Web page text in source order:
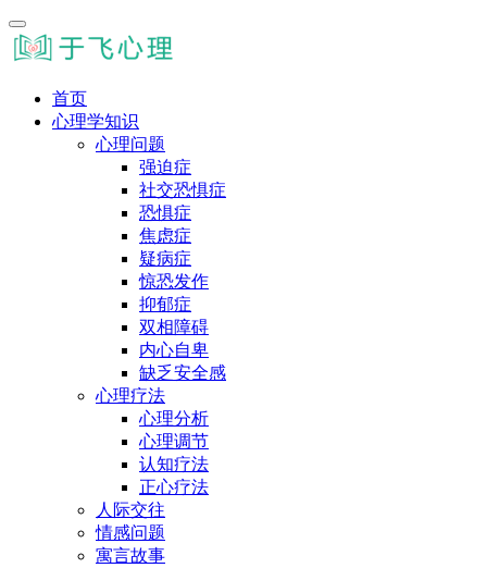
首页
心理学知识
心理问题
强迫症
社交恐惧症
恐惧症
焦虑症
疑病症
惊恐发作
抑郁症
双相障碍
内心自卑
缺乏安全感
心理疗法
心理分析
心理调节
认知疗法
正心疗法
人际交往
情感问题
寓言故事